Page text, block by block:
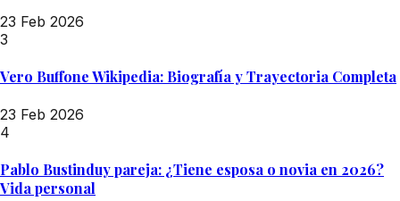
23 Feb 2026
3
Vero Buffone Wikipedia: Biografía y Trayectoria Completa
23 Feb 2026
4
Pablo Bustinduy pareja: ¿Tiene esposa o novia en 2026?
Vida personal